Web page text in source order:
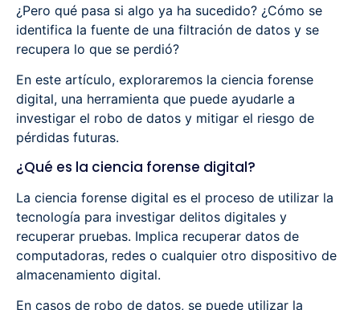
¿Pero qué pasa si algo ya ha sucedido? ¿Cómo se
identifica la fuente de una filtración de datos y se
recupera lo que se perdió?
En este artículo, exploraremos la ciencia forense
digital, una herramienta que puede ayudarle a
investigar el robo de datos y mitigar el riesgo de
pérdidas futuras.
¿Qué es la ciencia forense digital?
La ciencia forense digital es el proceso de utilizar la
tecnología para investigar delitos digitales y
recuperar pruebas. Implica recuperar datos de
computadoras, redes o cualquier otro dispositivo de
almacenamiento digital.
En casos de robo de datos, se puede utilizar la